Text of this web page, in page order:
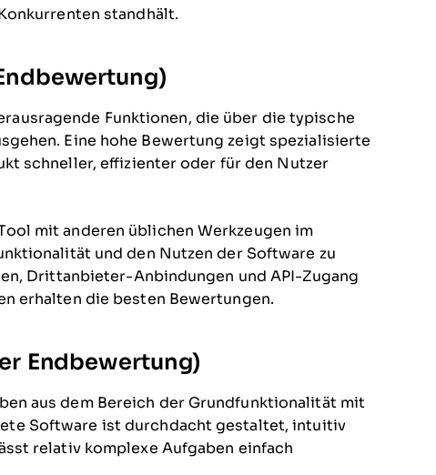
standhält.
Funktionen, die über die typische
Eine hohe Bewertung zeigt spezialisierte
schneller, effizienter oder für den Nutzer
mit anderen üblichen Werkzeugen im
und den Nutzen der Software zu
Drittanbieter-Anbindungen und API-Zugang
erhalten die besten Bewertungen.
Endbewertung)
aus dem Bereich der Grundfunktionalität mit
Software ist durchdacht gestaltet, intuitiv
relativ komplexe Aufgaben einfach